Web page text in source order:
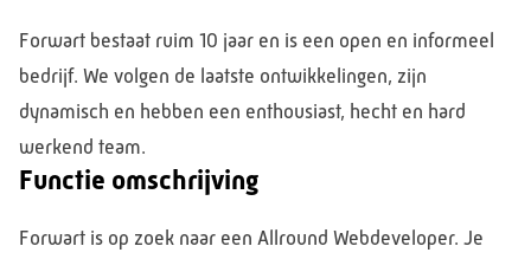
Forwart bestaat ruim 10 jaar en is een open en informeel
bedrijf. We volgen de laatste ontwikkelingen, zijn
dynamisch en hebben een enthousiast, hecht en hard
werkend team.
Functie omschrijving
Forwart is op zoek naar een Allround Webdeveloper. Je